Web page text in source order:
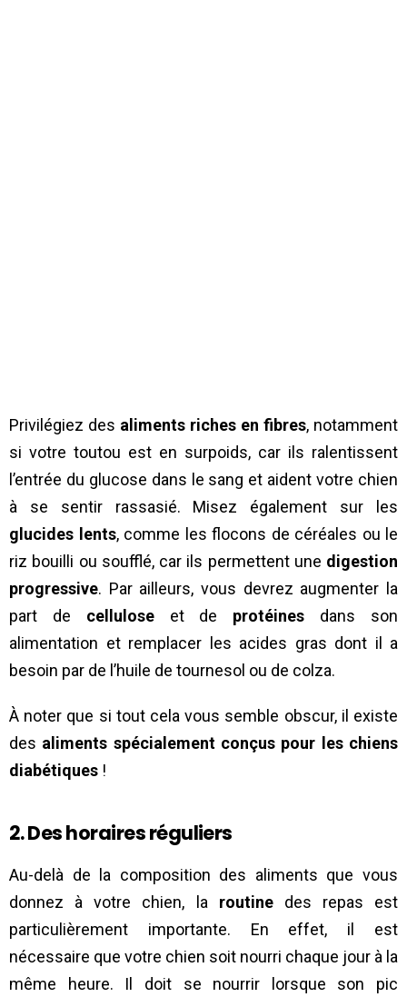
Privilégiez des aliments riches en fibres, notamment
si votre toutou est en surpoids, car ils ralentissent
l’entrée du glucose dans le sang et aident votre chien
à se sentir rassasié. Misez également sur les
glucides lents, comme les flocons de céréales ou le
riz bouilli ou soufflé, car ils permettent une digestion
progressive. Par ailleurs, vous devrez augmenter la
part de celluloseet de protéines dans son
alimentation et remplacer les acides gras dont il a
besoin par de l’huile de tournesol ou de colza.
À noter que si tout cela vous semble obscur, il existe
des aliments spécialement conçus pour les chiens
diabétiques !
2. Des horaires réguliers
Au-delà de la composition des aliments que vous
donnez à votre chien, la routinedes repas est
particulièrement importante. En effet, il est
nécessaire que votre chien soit nourri chaque jour à la
même heure. Il doit se nourrir lorsque son pic